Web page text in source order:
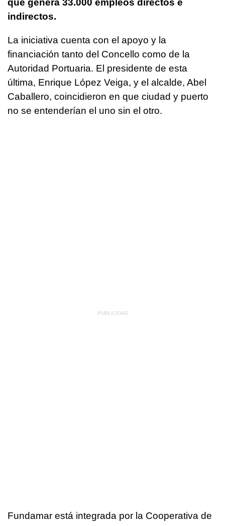
que genera 33.000 empleos directos e
indirectos.
La iniciativa cuenta con el apoyo y la
financiación tanto del Concello como de la
Autoridad Portuaria. El presidente de esta
última, Enrique López Veiga, y el alcalde, Abel
Caballero, coincidieron en que ciudad y puerto
no se entenderían el uno sin el otro.
Fundamar está integrada por la Cooperativa de